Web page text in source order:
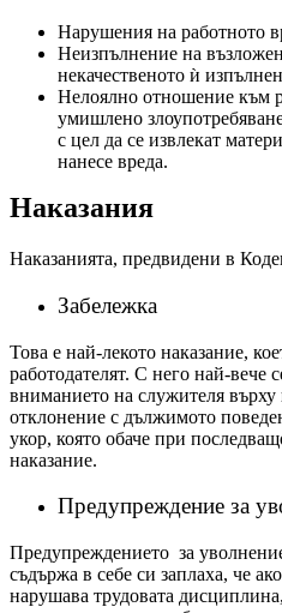
Нарушения на работното
Неизпълнение на
некачественото ѝ
Нелоялно отношение към
умишлено
с цел да се извлекат
нанесе вреда.
Наказания
Наказанията, предвидени в
Забележка
Това е най-лекото наказание,
работодателят. С него най-вече
вниманието на служителя
отклонение с дължимото
укор, която обаче при
наказание.
Предупреждение за
Предупреждението за
съдържа в себе си заплаха, че
нарушава трудовата